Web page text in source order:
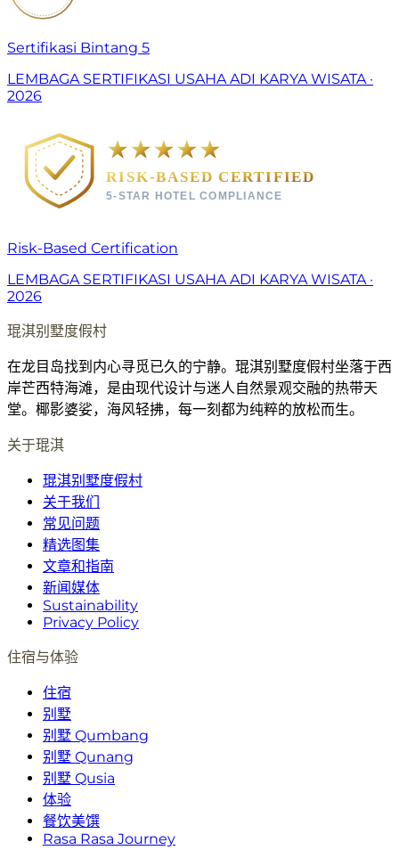
Sertifikasi Bintang 5
LEMBAGA SERTIFIKASI USAHA ADI KARYA WISATA·
2026
RISK-BASED CERTIFIED
5-STAR HOTEL COMPLIANCE
Risk-Based Certification
LEMBAGA SERTIFIKASI USAHA ADI KARYA WISATA·
2026
琨淇别墅度假村
在龙目岛找到内心寻觅已久的宁静。琨淇别墅度假村坐落于西
岸芒西特海滩，是由现代设计与迷人自然景观交融的热带天
堂。椰影婆娑，海风轻拂，每一刻都为纯粹的放松而生。
关于琨淇
琨淇别墅度假村
关于我们
常见问题
精选图集
文章和指南
新闻媒体
Sustainability
Privacy Policy
住宿与体验
住宿
别墅
别墅 Qumbang
别墅 Qunang
别墅 Qusia
体验
餐饮美馔
Rasa Rasa Journey